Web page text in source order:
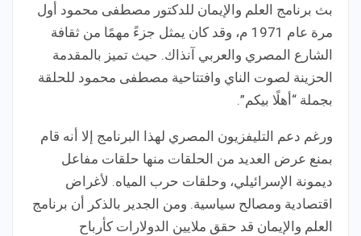
بث برنامج العلم والإيمان للدكتور مصطفى محمود أول
مرة عام 1971 م، وقد كان يمثل جزءً مهمًا من ثقافة
الشارع المصري والعربي آنذاك. حيث تميز بالمقدمة
الحزينة لصوت الناي وافتتاحية مصطفى محمود للحلقة
بجملة “أهلًا بيكم”.
ورغم دعم التليفزيون المصري لهذا البرنامج إلا أنه قام
بمنع عرض العديد من الحلقات منها حلقات مفاعل
ديمونة الإسرائيلي، وحلقات حرب المياه. لأغراض
اقتصادية ومصالح سياسية. ومن الجدير بالذكر أن برنامج
العلم والإيمان قد حقق ملايين الدولارات كأرباح